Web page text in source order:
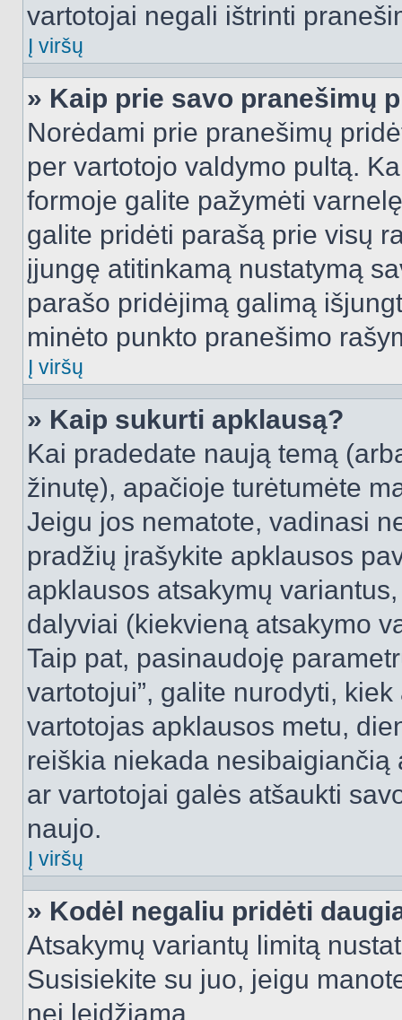
vartotojai negali ištrinti
Į viršų
» Kaip prie savo pranešimų
Norėdami prie pranešimų
per vartotojo valdymo pultą.
formoje galite pažymėti
galite pridėti parašą prie visų
įjungę atitinkamą nustatymą
parašo pridėjimą galimą
minėto punkto pranešimo
Į viršų
» Kaip sukurti apklausą?
Kai pradedate naują temą
žinutę), apačioje turėtumėte
Jeigu jos nematote, vadinasi
pradžių įrašykite apklausos
apklausos atsakymų
dalyviai (kiekvieną atsakymo
Taip pat, pasinaudoję
vartotojui”, galite nurodyti,
vartotojas apklausos metu,
reiškia niekada
ar vartotojai galės atšaukti
naujo.
Į viršų
» Kodėl negaliu pridėti
Atsakymų variantų limitą
Susisiekite su juo, jeigu
nei leidžiama.